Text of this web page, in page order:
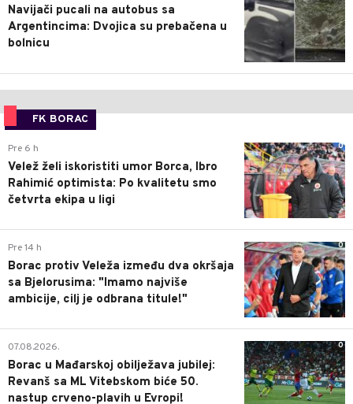
Navijači pucali na autobus sa
Argentincima: Dvojica su prebačena u
bolnicu
FK BORAC
0
Pre 6 h
Velež želi iskoristiti umor Borca, Ibro
Rahimić optimista: Po kvalitetu smo
četvrta ekipa u ligi
0
Pre 14 h
Borac protiv Veleža između dva okršaja
sa Bjelorusima: "Imamo najviše
ambicije, cilj je odbrana titule!"
0
07.08.2026.
Borac u Mađarskoj obilježava jubilej:
Revanš sa ML Vitebskom biće 50.
nastup crveno-plavih u Evropi!